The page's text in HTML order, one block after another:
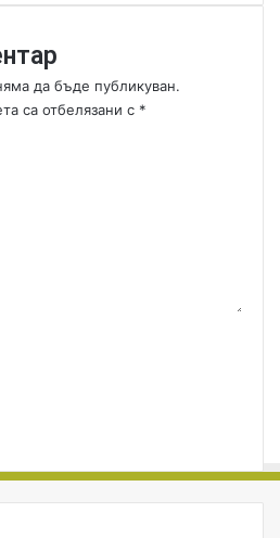
и
т
х
и
да бъде публикуван.
са отбелязани с *